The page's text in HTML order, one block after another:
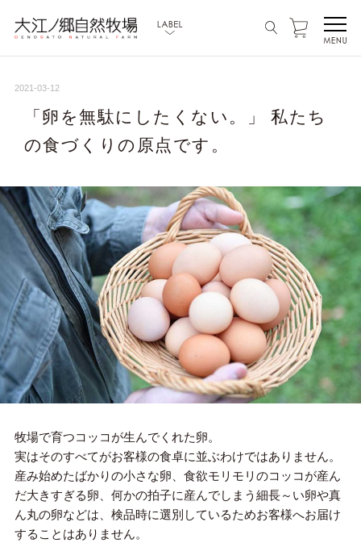
2021-03-12
「卵を無駄にしたくない。」 私たち
の食づくりの原点です。
牧場で育つコッコが生んでくれた卵。
実はそのすべてがお客様の食卓に並ぶわけではありません。
産み始めたばかりの小さな卵、食欲モリモリのコッコが産ん
だ大きすぎる卵、何かの拍子に産んでしまう細長～い卵や真
ん丸の卵などは、検品時に選別しているためお客様へお届け
することはありません。